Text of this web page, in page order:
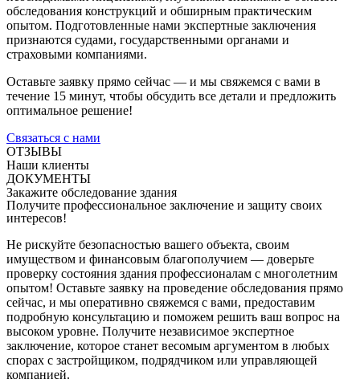
обследования конструкций и обширным практическим
опытом. Подготовленные нами экспертные заключения
признаются судами, государственными органами и
страховыми компаниями.
Оставьте заявку прямо сейчас — и мы свяжемся с вами в
течение 15 минут, чтобы обсудить все детали и предложить
оптимальное решение!
Связаться с нами
ОТЗЫВЫ
Наши клиенты
ДОКУМЕНТЫ
Закажите обследование здания
Получите профессиональное заключение и защиту своих
интересов!
Не рискуйте безопасностью вашего объекта, своим
имуществом и финансовым благополучием — доверьте
проверку состояния здания профессионалам с многолетним
опытом! Оставьте заявку на проведение обследования прямо
сейчас, и мы оперативно свяжемся с вами, предоставим
подробную консультацию и поможем решить ваш вопрос на
высоком уровне. Получите независимое экспертное
заключение, которое станет весомым аргументом в любых
спорах с застройщиком, подрядчиком или управляющей
компанией.